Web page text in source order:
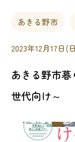
あきる野市
2023年12月17日(
あきる野市
世代向け～